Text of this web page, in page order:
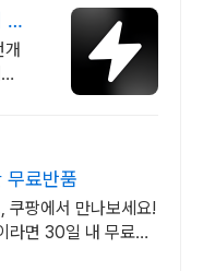
브
무료반품
쿠팡에서 만나보세요!
라면 30일 내 무료반